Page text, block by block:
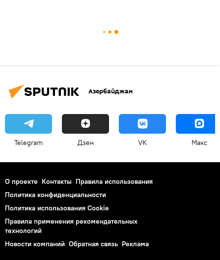
Азербайджан
Telegram Дзен VK Макс
О проекте Контакты Правила использования
Политика конфиденциальности
Политика использования Cookie
Правила применения рекомендательных
технологий
Новости компаний Обратная связь Реклама